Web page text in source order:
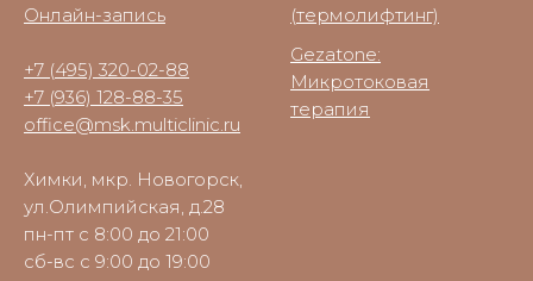
Онлайн-запись
+7 (495) 320-02-88
+7 (936) 128-88-35
office@msk.multiclinic.ru
Химки, мкр. Новогорск,
ул.Олимпийская, д.28
пн-пт с 8:00 до 21:00
сб-вс с 9:00 до 19:00
(термолифтинг)
Gezatone:
Микротоковая
терапия